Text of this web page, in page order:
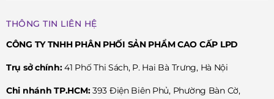
THÔNG TIN LIÊN HỆ
CÔNG TY TNHH PHÂN PHỐI SẢN PHẨM CAO CẤP LPD
Trụ sở chính:41 Phố Thi Sách, P. Hai Bà Trưng, Hà Nội
Chi nhánh TP.HCM:393 Điện Biên Phủ, Phường Bàn Cờ,